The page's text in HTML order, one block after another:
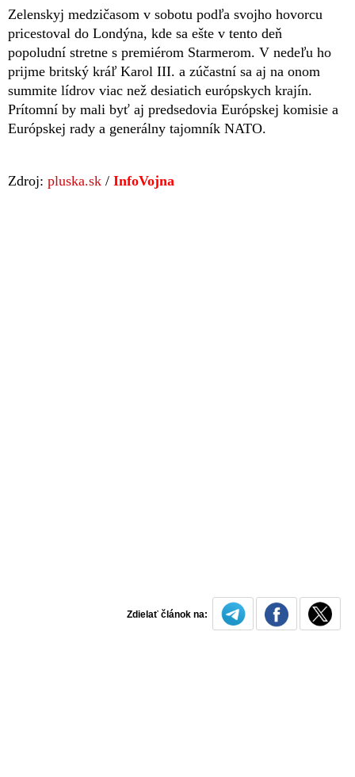
Zelenskyj medzičasom v sobotu podľa svojho hovorcu
pricestoval do Londýna, kde sa ešte v tento deň
popoludní stretne s premiérom Starmerom. V nedeľu ho
prijme britský kráľ Karol III. a zúčastní sa aj na onom
summite lídrov viac než desiatich európskych krajín.
Prítomní by mali byť aj predsedovia Európskej komisie a
Európskej rady a generálny tajomník NATO.
Zdroj: pluska.sk / InfoVojna
Zdielať článok na: